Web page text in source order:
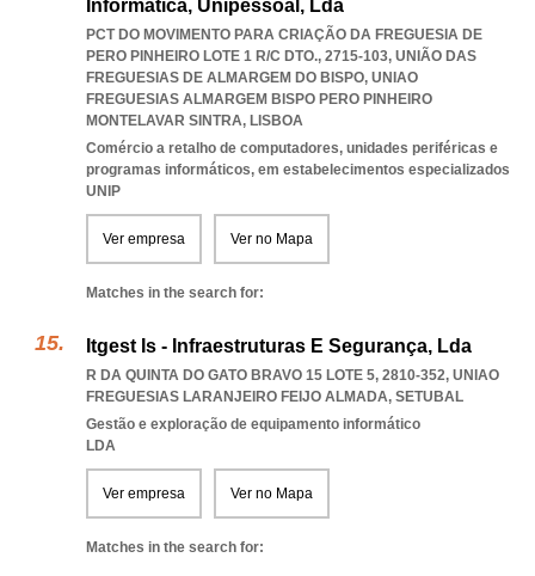
Informática, Unipessoal, Lda
PCT DO MOVIMENTO PARA CRIAÇÃO DA FREGUESIA DE
PERO PINHEIRO LOTE 1 R/C DTO., 2715-103, UNIÃO DAS
FREGUESIAS DE ALMARGEM DO BISPO, UNIAO
FREGUESIAS ALMARGEM BISPO PERO PINHEIRO
MONTELAVAR SINTRA, LISBOA
Comércio a retalho de computadores, unidades periféricas e
programas informáticos, em estabelecimentos especializados
UNIP
Ver empresa Ver no Mapa
Matches in the search for:
Itgest Is - Infraestruturas E Segurança, Lda
R DA QUINTA DO GATO BRAVO 15 LOTE 5, 2810-352, UNIAO
FREGUESIAS LARANJEIRO FEIJO ALMADA, SETUBAL
Gestão e exploração de equipamento informático
LDA
Ver empresa Ver no Mapa
Matches in the search for: